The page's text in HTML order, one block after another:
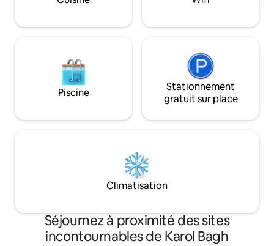
d'ascenseur, l'appartement est donc
Nous avons une personne chargée de
Piscine
Stationnement
gratuit sur place
Climatisation
Séjournez à proximité des sites
incontournables de Karol Bagh